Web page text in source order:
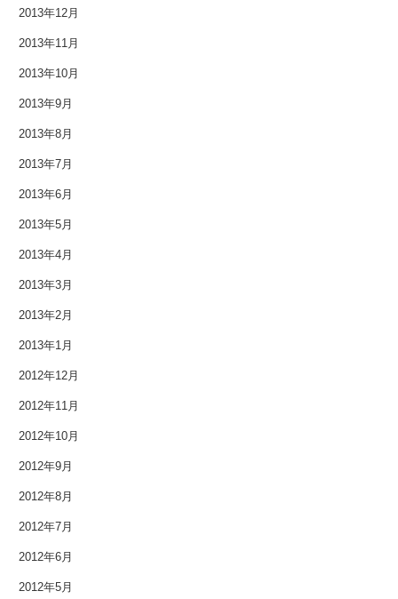
2013年12月
2013年11月
2013年10月
2013年9月
2013年8月
2013年7月
2013年6月
2013年5月
2013年4月
2013年3月
2013年2月
2013年1月
2012年12月
2012年11月
2012年10月
2012年9月
2012年8月
2012年7月
2012年6月
2012年5月